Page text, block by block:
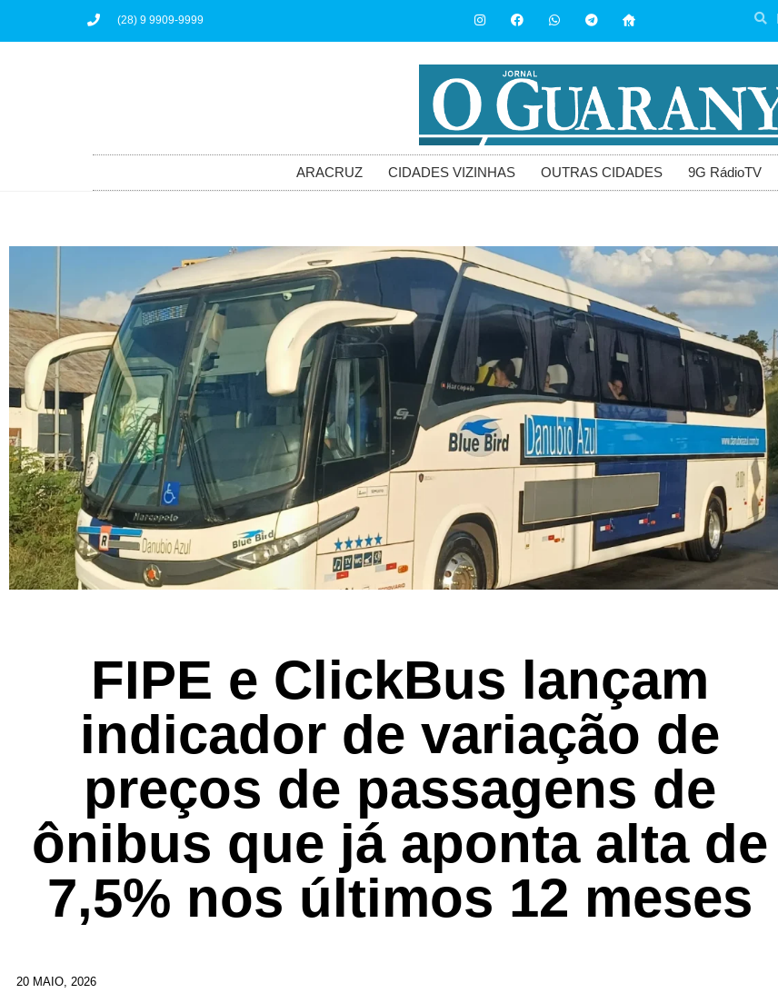
(28) 9 9909-9999
ARACRUZ CIDADES VIZINHAS OUTRAS CIDADES 9G RádioTV
FIPE e ClickBus lançam
indicador de variação de
preços de passagens de
ônibus que já aponta alta de
7,5% nos últimos 12 meses
20 MAIO, 2026